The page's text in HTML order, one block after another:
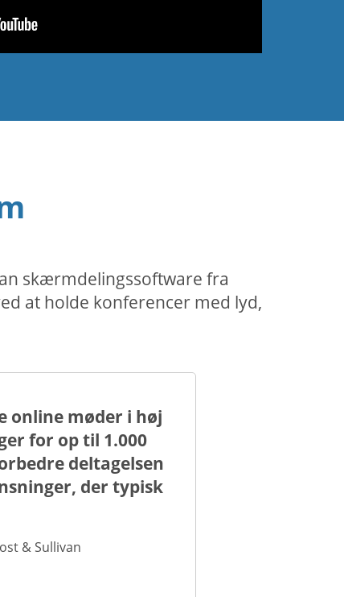
skærmdelingssoftware fra
at holde konferencer med lyd,
online møder i høj
for op til 1.000
deltagelsen
der typisk
& Sullivan